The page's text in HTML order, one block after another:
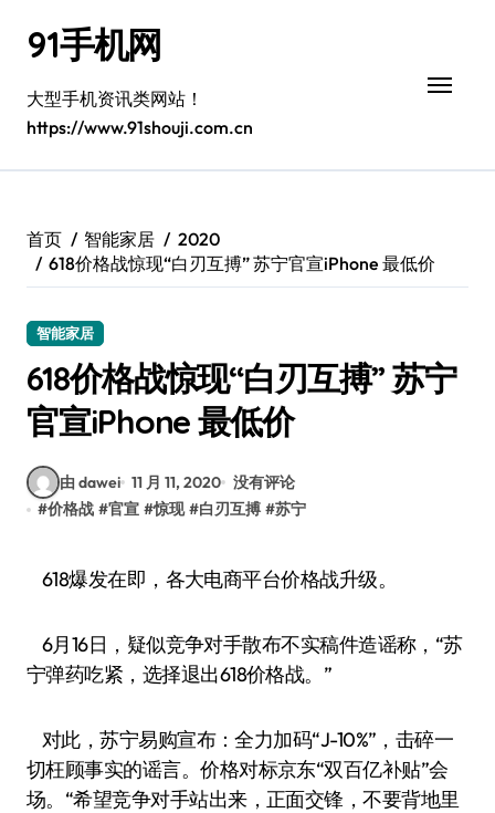
91手机网
大型手机资讯类网站！
https://www.91shouji.com.cn
首页 智能家居
2020
618价格战惊现“白刃互搏” 苏宁官宣iPhone 最低价
智能家居
618价格战惊现“白刃互搏” 苏宁
官宣iPhone 最低价
由 dawei 11 月 11, 2020 没有评论
#价格战 #官宣 #惊现 #白刃互搏 #苏宁
618爆发在即，各大电商平台价格战升级。
6月16日，疑似竞争对手散布不实稿件造谣称，“苏
宁弹药吃紧，选择退出618价格战。”
对此，苏宁易购宣布：全力加码“J-10%”，击碎一
切枉顾事实的谣言。价格对标京东“双百亿补贴”会
场。“希望竞争对手站出来，正面交锋，不要背地里